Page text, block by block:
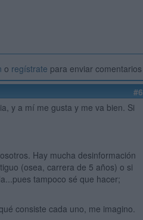
o regístrate para enviar comentarios
#6
y a mí me gusta y me va bien. Si
Hay mucha desinformación
(osea, carrera de 5 años) o si
tampoco sé que hacer;
consiste cada uno, me imagino.